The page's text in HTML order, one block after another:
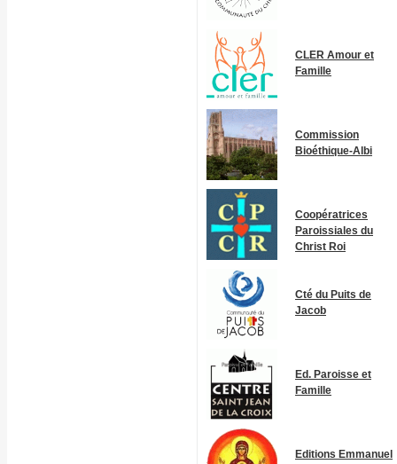
CLER Amour et
Famille
Commission
Bioéthique-Albi
Coopératrices
Paroissiales du
Christ Roi
Cté du Puits de
Jacob
Ed. Paroisse et
Famille
Editions Emmanuel